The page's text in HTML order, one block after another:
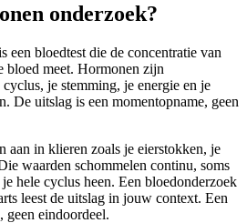
onderzoek?
een bloedtest die de concentratie van
bloed meet. Hormonen zijn
je stemming, je energie en je
De uitslag is een momentopname, geen
aan in klieren zoals je eierstokken, je
waarden schommelen continu, soms
hele cyclus heen. Een bloedonderzoek
leest de uitslag in jouw context. Een
geen eindoordeel.